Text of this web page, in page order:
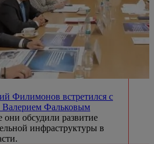
Филимонов встретился с
Валерием Фальковым
обсудили развитие
инфраструктуры в